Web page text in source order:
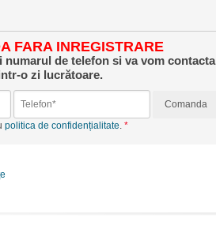
FARA INREGISTRARE
numarul de telefon si va vom contacta
o zi lucrătoare.
Comanda
politica de confidențialitate.